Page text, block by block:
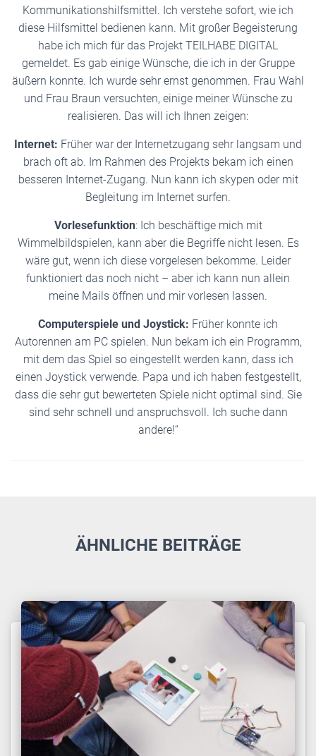
Kommunikationshilfsmittel. Ich verstehe sofort, wie ich
diese Hilfsmittel bedienen kann. Mit großer Begeisterung
habe ich mich für das Projekt TEILHABE DIGITAL
gemeldet. Es gab einige Wünsche, die ich in der Gruppe
äußern konnte. Ich wurde sehr ernst genommen. Frau Wahl
und Frau Braun versuchten, einige meiner Wünsche zu
realisieren. Das will ich Ihnen zeigen:
Internet: Früher war der Internetzugang sehr langsam und
brach oft ab. Im Rahmen des Projekts bekam ich einen
besseren Internet-Zugang. Nun kann ich skypen oder mit
Begleitung im Internet surfen.
Vorlesefunktion: Ich beschäftige mich mit
Wimmelbildspielen, kann aber die Begriffe nicht lesen. Es
wäre gut, wenn ich diese vorgelesen bekomme. Leider
funktioniert das noch nicht – aber ich kann nun allein
meine Mails öffnen und mir vorlesen lassen.
Computerspiele und Joystick: Früher konnte ich
Autorennen am PC spielen. Nun bekam ich ein Programm,
mit dem das Spiel so eingestellt werden kann, dass ich
einen Joystick verwende. Papa und ich haben festgestellt,
dass die sehr gut bewerteten Spiele nicht optimal sind. Sie
sind sehr schnell und anspruchsvoll. Ich suche dann
andere!“
ÄHNLICHE BEITRÄGE